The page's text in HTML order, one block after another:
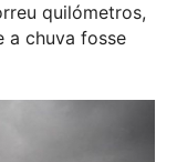
quilómetros,
a chuva fosse